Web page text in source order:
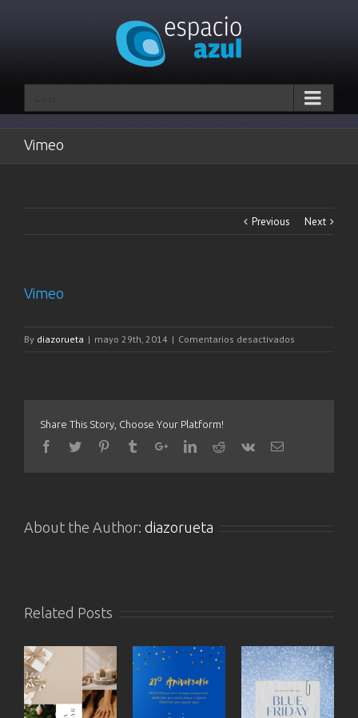
Vimeo
Previous Next
Vimeo
By diazorueta | mayo 29th, 2014 | Comentarios desactivados
Share This Story, Choose Your Platform!
About the Author: diazorueta
Related Posts